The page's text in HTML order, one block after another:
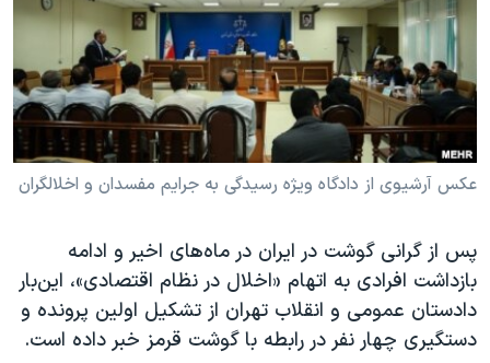
فرهنگ و زندگی
حقوق شهروندی
اقتصادی
علم و فناوری
اسرائیل در جنگ
آرشیو پخش زنده
مستندها
انتخابات ریاست جمهوری آمریکا ۲۰۲۴
حمله جمهوری اسلامی به اسرائیل
رمز مهسا
ورزش زنان در ایران
مجموعه مستندهای دادخواهی
تریبونال مردمی آبان ۹۸
دادگاه حمید نوری
دنبال کنید
زبانهای مختلف
عکس آرشیوی از دادگاه ویژه رسیدگی به جرایم مفسدان و اخلالگران
پس از گرانی گوشت در ایران در ماه‌های اخیر و ادامه
بازداشت‌ افرادی به اتهام «اخلال در نظام اقتصادی»، این‌بار
دادستان عمومی و انقلاب تهران از تشکیل اولین پرونده و
دستگیری چهار نفر در رابطه با گوشت قرمز خبر داده است.